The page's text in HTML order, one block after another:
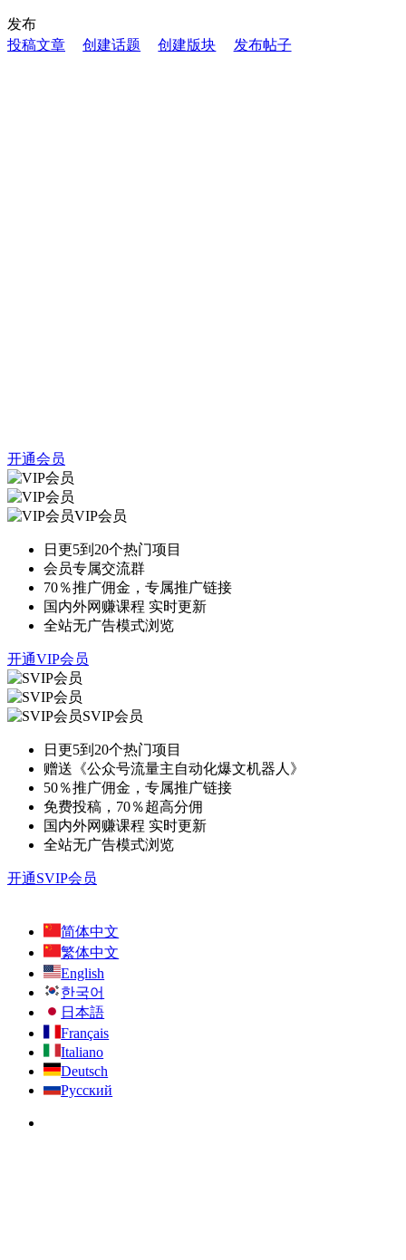
发布
投稿文章
创建话题 创建版块 发布帖子
开通会员
VIP会员
日更5到20个热门项目
会员专属交流群
70％推广佣金，专属推广链接
国内外网赚课程 实时更新
全站无广告模式浏览
开通VIP会员
SVIP会员
日更5到20个热门项目
赠送《公众号流量主自动化爆文机器人》
50％推广佣金，专属推广链接
免费投稿，70％超高分佣
国内外网赚课程 实时更新
全站无广告模式浏览
开通SVIP会员
简体中文
繁体中文
English
한국어
日本語
Français
Italiano
Deutsch
Русский